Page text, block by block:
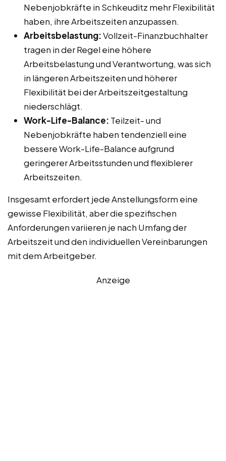
Nebenjobkräfte in Schkeuditz mehr Flexibilität
haben, ihre Arbeitszeiten anzupassen.
Arbeitsbelastung:Vollzeit-Finanzbuchhalter
tragen in der Regel eine höhere
Arbeitsbelastung und Verantwortung, was sich
in längeren Arbeitszeiten und höherer
Flexibilität bei der Arbeitszeitgestaltung
niederschlägt.
Work-Life-Balance: Teilzeit- und
Nebenjobkräfte haben tendenziell eine
bessere Work-Life-Balance aufgrund
geringerer Arbeitsstunden und flexiblerer
Arbeitszeiten.
Insgesamt erfordert jede Anstellungsform eine
gewisse Flexibilität, aber die spezifischen
Anforderungen variieren je nach Umfang der
Arbeitszeit und den individuellen Vereinbarungen
mit dem Arbeitgeber.
Anzeige